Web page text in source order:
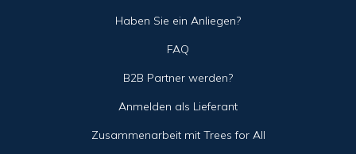
Haben Sie ein Anliegen?
FAQ
B2B Partner werden?
Anmelden als Lieferant
Zusammenarbeit mit Trees for All